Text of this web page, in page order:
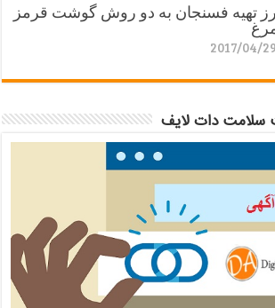
تهیه فسنجان به دو روش گوشت قرمز
2017/04/29
سلامت دات لایف